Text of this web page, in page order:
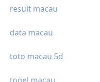
result macau
data macau
toto macau 5d